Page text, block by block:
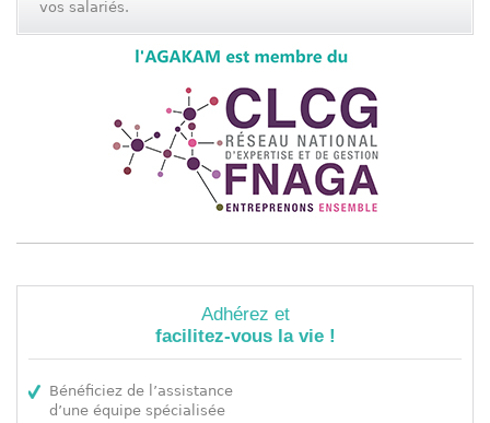
vos salariés.
Adhérez et
facilitez-vous la vie !
Bénéficiez de l’assistance
d’une équipe spécialisée